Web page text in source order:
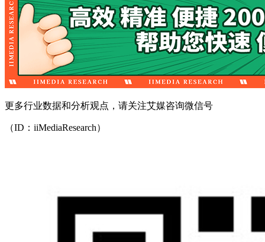
更多行业数据和分析观点，请关注艾媒咨询微信号
（ID：iiMediaResearch）